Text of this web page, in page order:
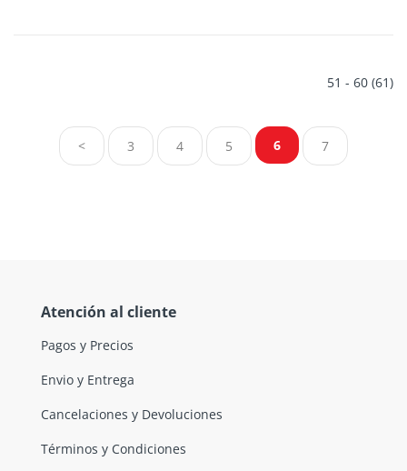
51 - 60 (61)
< 3 4 5 6 7
Atención al cliente
Pagos y Precios
Envio y Entrega
Cancelaciones y Devoluciones
Términos y Condiciones